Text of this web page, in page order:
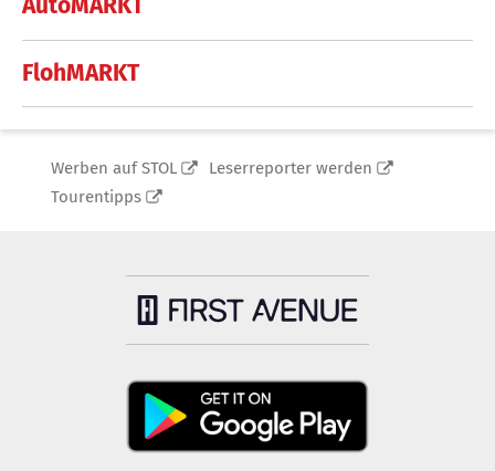
AutoMARKT
FlohMARKT
Werben auf STOL
Leserreporter werden
Tourentipps